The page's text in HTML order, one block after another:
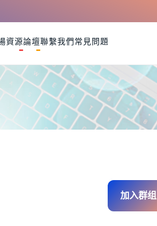
資源論壇聯繫我們 常見問題
加入群组